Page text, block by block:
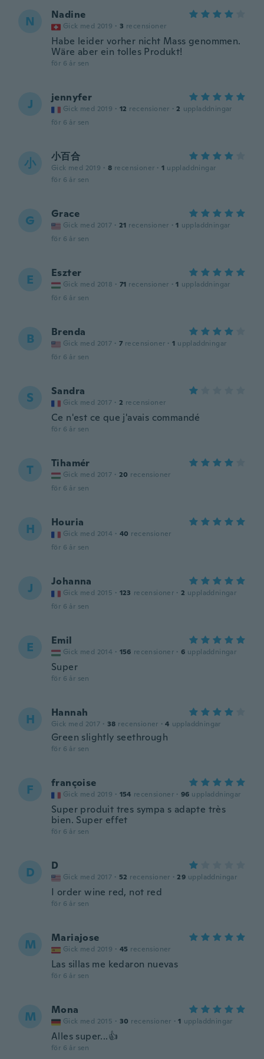
N Nadine
Gick med 2019 · 3 recensioner
Habe leider vorher nicht Mass genommen.
Wäre aber ein tolles Produkt!
för 6 år sen
J jennyfer
Gick med 2019 · 12 recensioner · 2 uppladdningar
för 6 år sen
小 小百合
Gick med 2019 · 8 recensioner · 1 uppladdningar
för 6 år sen
G Grace
Gick med 2017 · 21 recensioner · 1 uppladdningar
för 6 år sen
E Eszter
Gick med 2018 · 71 recensioner · 1 uppladdningar
för 6 år sen
B Brenda
Gick med 2017 · 7 recensioner · 1 uppladdningar
för 6 år sen
S Sandra
Gick med 2017 · 2 recensioner
Ce n'est ce que j'avais commandé
för 6 år sen
T Tihamér
Gick med 2017 · 20 recensioner
för 6 år sen
H Houria
Gick med 2014 · 40 recensioner
för 6 år sen
J Johanna
Gick med 2015 · 123 recensioner · 2 uppladdningar
för 6 år sen
E Emil
Gick med 2014 · 156 recensioner · 6 uppladdningar
Super
för 6 år sen
H Hannah
Gick med 2017 · 38 recensioner · 4 uppladdningar
Green slightly seethrough
för 6 år sen
F françoise
Gick med 2019 · 154 recensioner · 96 uppladdningar
Super produit tres sympa s adapte très
bien. Super effet
för 6 år sen
D D
Gick med 2017 · 52 recensioner · 29 uppladdningar
I order wine red, not red
för 6 år sen
M Mariajose
Gick med 2019 · 45 recensioner
Las sillas me kedaron nuevas
för 6 år sen
M Mona
Gick med 2015 · 30 recensioner · 1 uppladdningar
Alles super...👍
för 6 år sen